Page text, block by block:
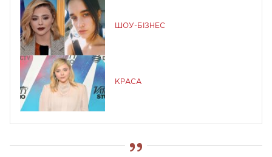
ШОУ-БІЗНЕС
КРАСА